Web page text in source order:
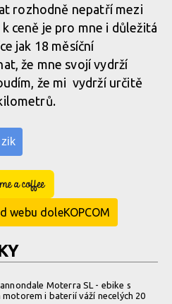
po roce a půl
po roce a půl
po roce a půl
po roce a půl
po roce a půl
po roce a půl
po roce a půl
rozhodně nepatří mezi
ceně je pro mne i důležitá
jak 18 měsíční
že mne svojí vydrží
že mi vydrží určitě
Me a Coffee
webu doleKOPCOM
Moterra SL - ebike s
motorem i baterií váží necelých 20